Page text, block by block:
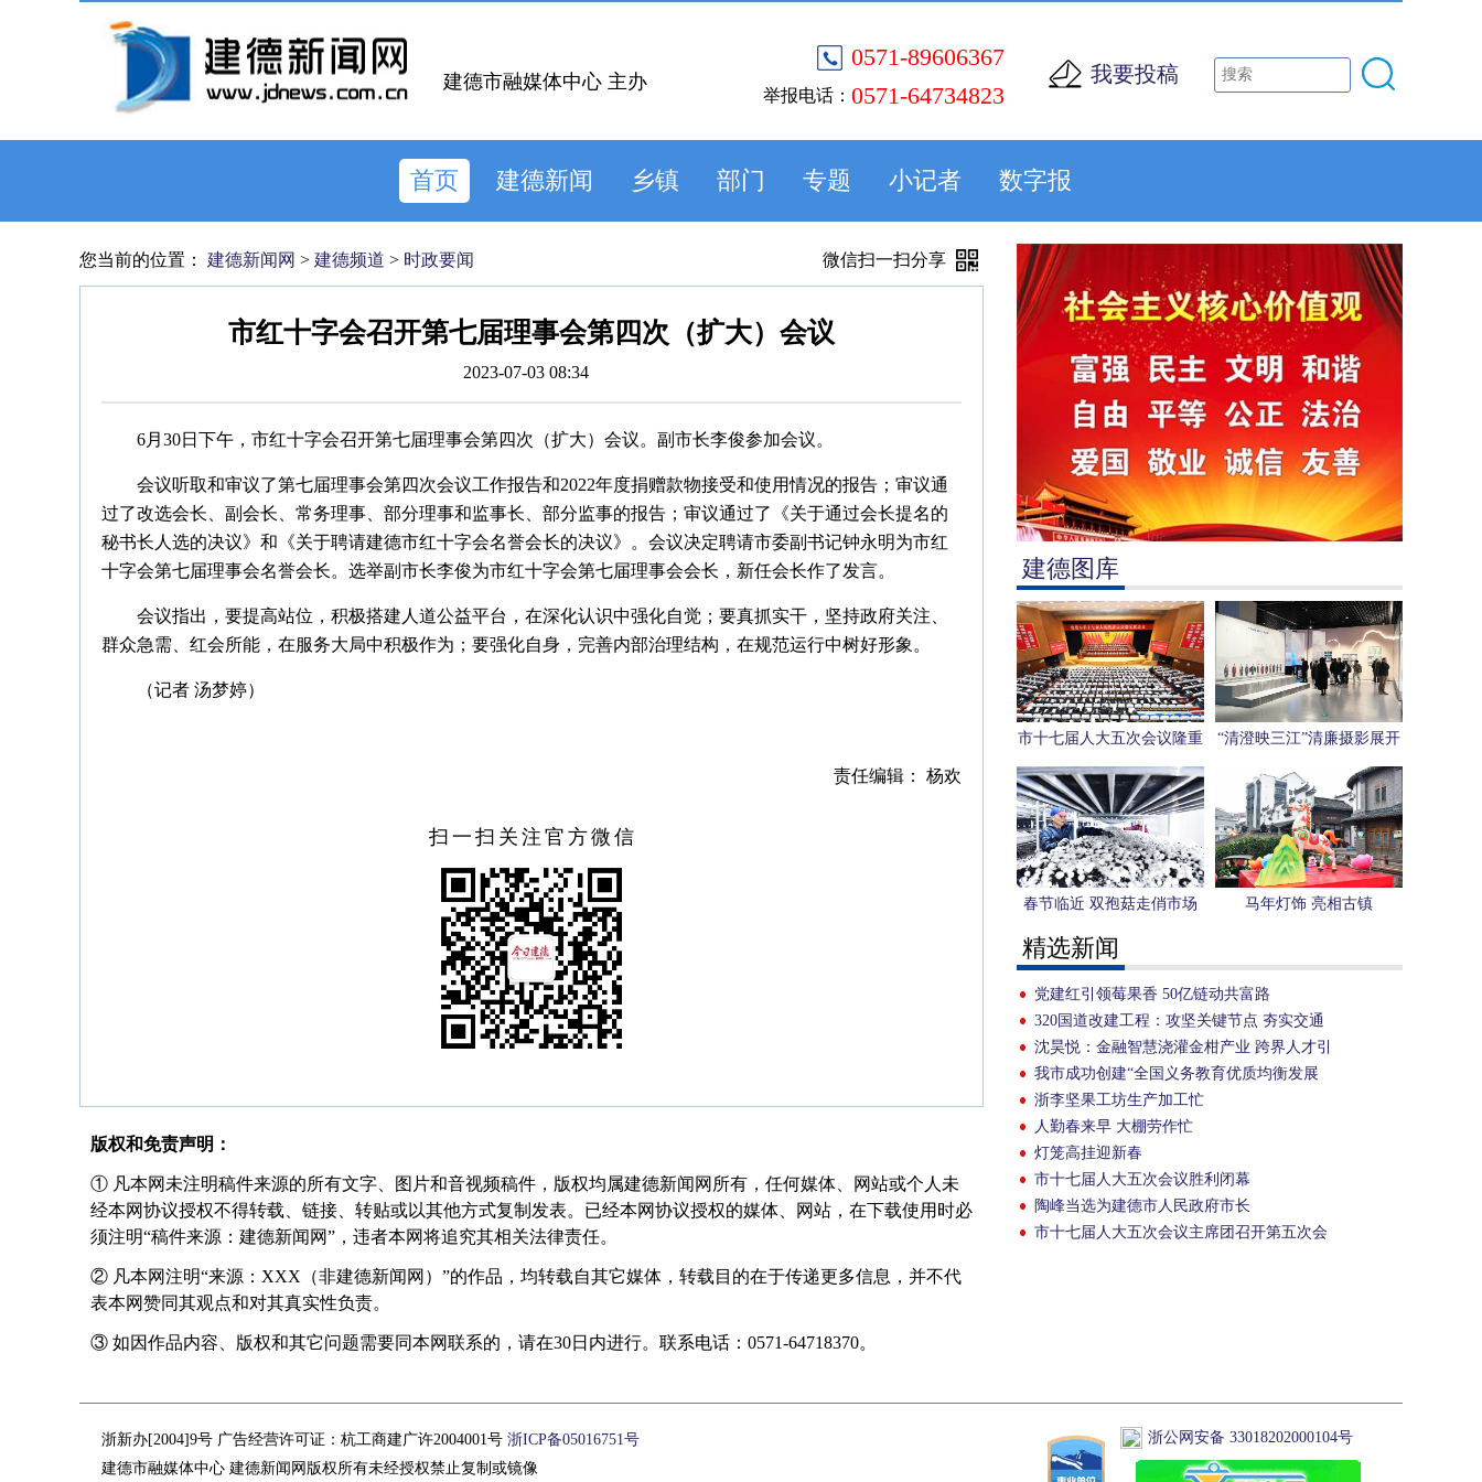
0571-89606367
举报电话： 0571-64734823
我要投稿
建德市融媒体中心 主办
首页 建德新闻 乡镇 部门 专题 小记者 数字报
建德图库
市十七届人大五次会议隆重
开幕
“清澄映三江”清廉摄影展开
春节临近 双孢菇走俏市场 马年灯饰 亮相古镇
精选新闻
党建红引领莓果香 50亿链动共富路
320国道改建工程：攻坚关键节点 夯实交通
根基
沈昊悦：金融智慧浇灌金柑产业 跨界人才引
领乡村共富
我市成功创建“全国义务教育优质均衡发展
市”和“学前教育普及普惠市”
浙李坚果工坊生产加工忙
人勤春来早 大棚劳作忙
灯笼高挂迎新春
市十七届人大五次会议胜利闭幕
陶峰当选为建德市人民政府市长
市十七届人大五次会议主席团召开第五次会
您当前的位置： 建德新闻网 > 建德频道 > 时政要闻 微信扫一扫分享
市红十字会召开第七届理事会第四次（扩大）会议
2023-07-03 08:34
6月30日下午，市红十字会召开第七届理事会第四次（扩大）会议。副市长李俊参加会议。
会议听取和审议了第七届理事会第四次会议工作报告和2022年度捐赠款物接受和使用情况的报告；审议通
过了改选会长、副会长、常务理事、部分理事和监事长、部分监事的报告；审议通过了《关于通过会长提名的
秘书长人选的决议》和《关于聘请建德市红十字会名誉会长的决议》。会议决定聘请市委副书记钟永明为市红
十字会第七届理事会名誉会长。选举副市长李俊为市红十字会第七届理事会会长，新任会长作了发言。
会议指出，要提高站位，积极搭建人道公益平台，在深化认识中强化自觉；要真抓实干，坚持政府关注、
群众急需、红会所能，在服务大局中积极作为；要强化自身，完善内部治理结构，在规范运行中树好形象。
（记者 汤梦婷）
责任编辑： 杨欢
扫一扫关注官方微信
版权和免责声明：
① 凡本网未注明稿件来源的所有文字、图片和音视频稿件，版权均属建德新闻网所有，任何媒体、网站或个人未
经本网协议授权不得转载、链接、转贴或以其他方式复制发表。已经本网协议授权的媒体、网站，在下载使用时必
须注明“稿件来源：建德新闻网”，违者本网将追究其相关法律责任。
② 凡本网注明“来源：XXX（非建德新闻网）”的作品，均转载自其它媒体，转载目的在于传递更多信息，并不代
表本网赞同其观点和对其真实性负责。
③ 如因作品内容、版权和其它问题需要同本网联系的，请在30日内进行。联系电话：0571-64718370。
浙公网安备 33018202000104号
浙新办[2004]9号 广告经营许可证：杭工商建广许2004001号 浙ICP备05016751号
建德市融媒体中心 建德新闻网版权所有未经授权禁止复制或镜像